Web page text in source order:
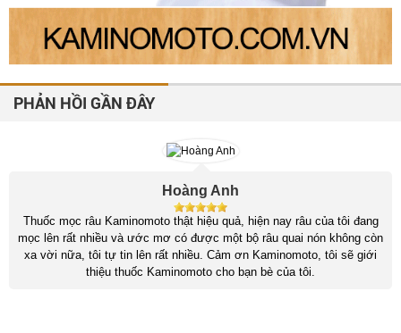
PHẢN HỒI GẦN ĐÂY
Hoàng Anh
Thuốc mọc râu Kaminomoto thật hiệu quả, hiện nay râu của tôi đang
mọc lên rất nhiều và ước mơ có được một bộ râu quai nón không còn
xa vời nữa, tôi tự tin lên rất nhiều. Cảm ơn Kaminomoto, tôi sẽ giới
thiệu thuốc Kaminomoto cho bạn bè của tôi.